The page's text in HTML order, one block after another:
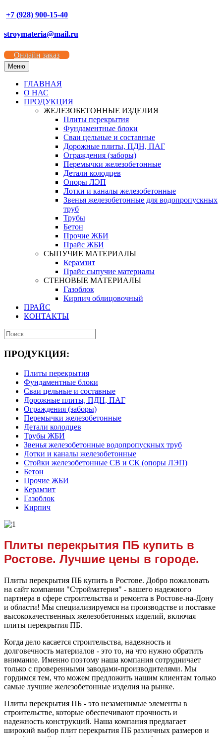
+7 (928) 900-15-40
stroymateria@mail.ru
Онлайн заказ
Меню
ГЛАВНАЯ
О НАС
ПРОДУКЦИЯ
ЖЕЛЕЗОБЕТОННЫЕ ИЗДЕЛИЯ
Плиты перекрытия
Фундаментные блоки
Сваи цельные и составные
Дорожные плиты, ПДН, ПАГ
Ограждения (заборы)
Перемычки железобетонные
Детали колодцев
Опоры ЛЭП
Лотки и каналы железобетонные
Звенья железобетонные для водопропускных
труб
Трубы
Бетон
Прочие ЖБИ
Прайс ЖБИ
СЫПУЧИЕ МАТЕРИАЛЫ
Керамзит
Прайс сыпучие материалы
СТЕНОВЫЕ МАТЕРИАЛЫ
Газоблок
Кирпич облицовочный
ПРАЙС
КОНТАКТЫ
ПРОДУКЦИЯ:
Плиты перекрытия
Фундаментные блоки
Сваи цельные и составные
Дорожные плиты, ПДН, ПАГ
Ограждения (заборы)
Перемычки железобетонные
Детали колодцев
Трубы ЖБИ
Звенья железобетонные водопропускных труб
Лотки и каналы железобетонные
Стойки железобетонные СВ и СК (опоры ЛЭП)
Бетон
Прочие ЖБИ
Керамзит
Газоблок
Кирпич
Плиты перекрытия ПБ купить в
Ростове. Лучшие цены в городе.
Плиты перекрытия ПБ купить в Ростове. Добро пожаловать
на сайт компании "Стройматерия" - вашего надежного
партнера в сфере строительства и ремонта в Ростове-на-Дону
и области! Мы специализируемся на производстве и поставке
высококачественных железобетонных изделий, включая
плиты перекрытия ПБ.
Когда дело касается строительства, надежность и
долговечность материалов - это то, на что нужно обратить
внимание. Именно поэтому наша компания сотрудничает
только с проверенными заводами-производителями. Мы
гордимся тем, что можем предложить нашим клиентам только
самые лучшие железобетонные изделия на рынке.
Плиты перекрытия ПБ - это незаменимые элементы в
строительстве, которые обеспечивают прочность и
надежность конструкций. Наша компания предлагает
широкий выбор плит перекрытия ПБ различных размеров и